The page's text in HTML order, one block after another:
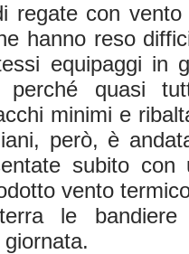
regate con
hanno reso
equipaggi in
quasi
minimi e
però, è
subito
vento
le
giornata.